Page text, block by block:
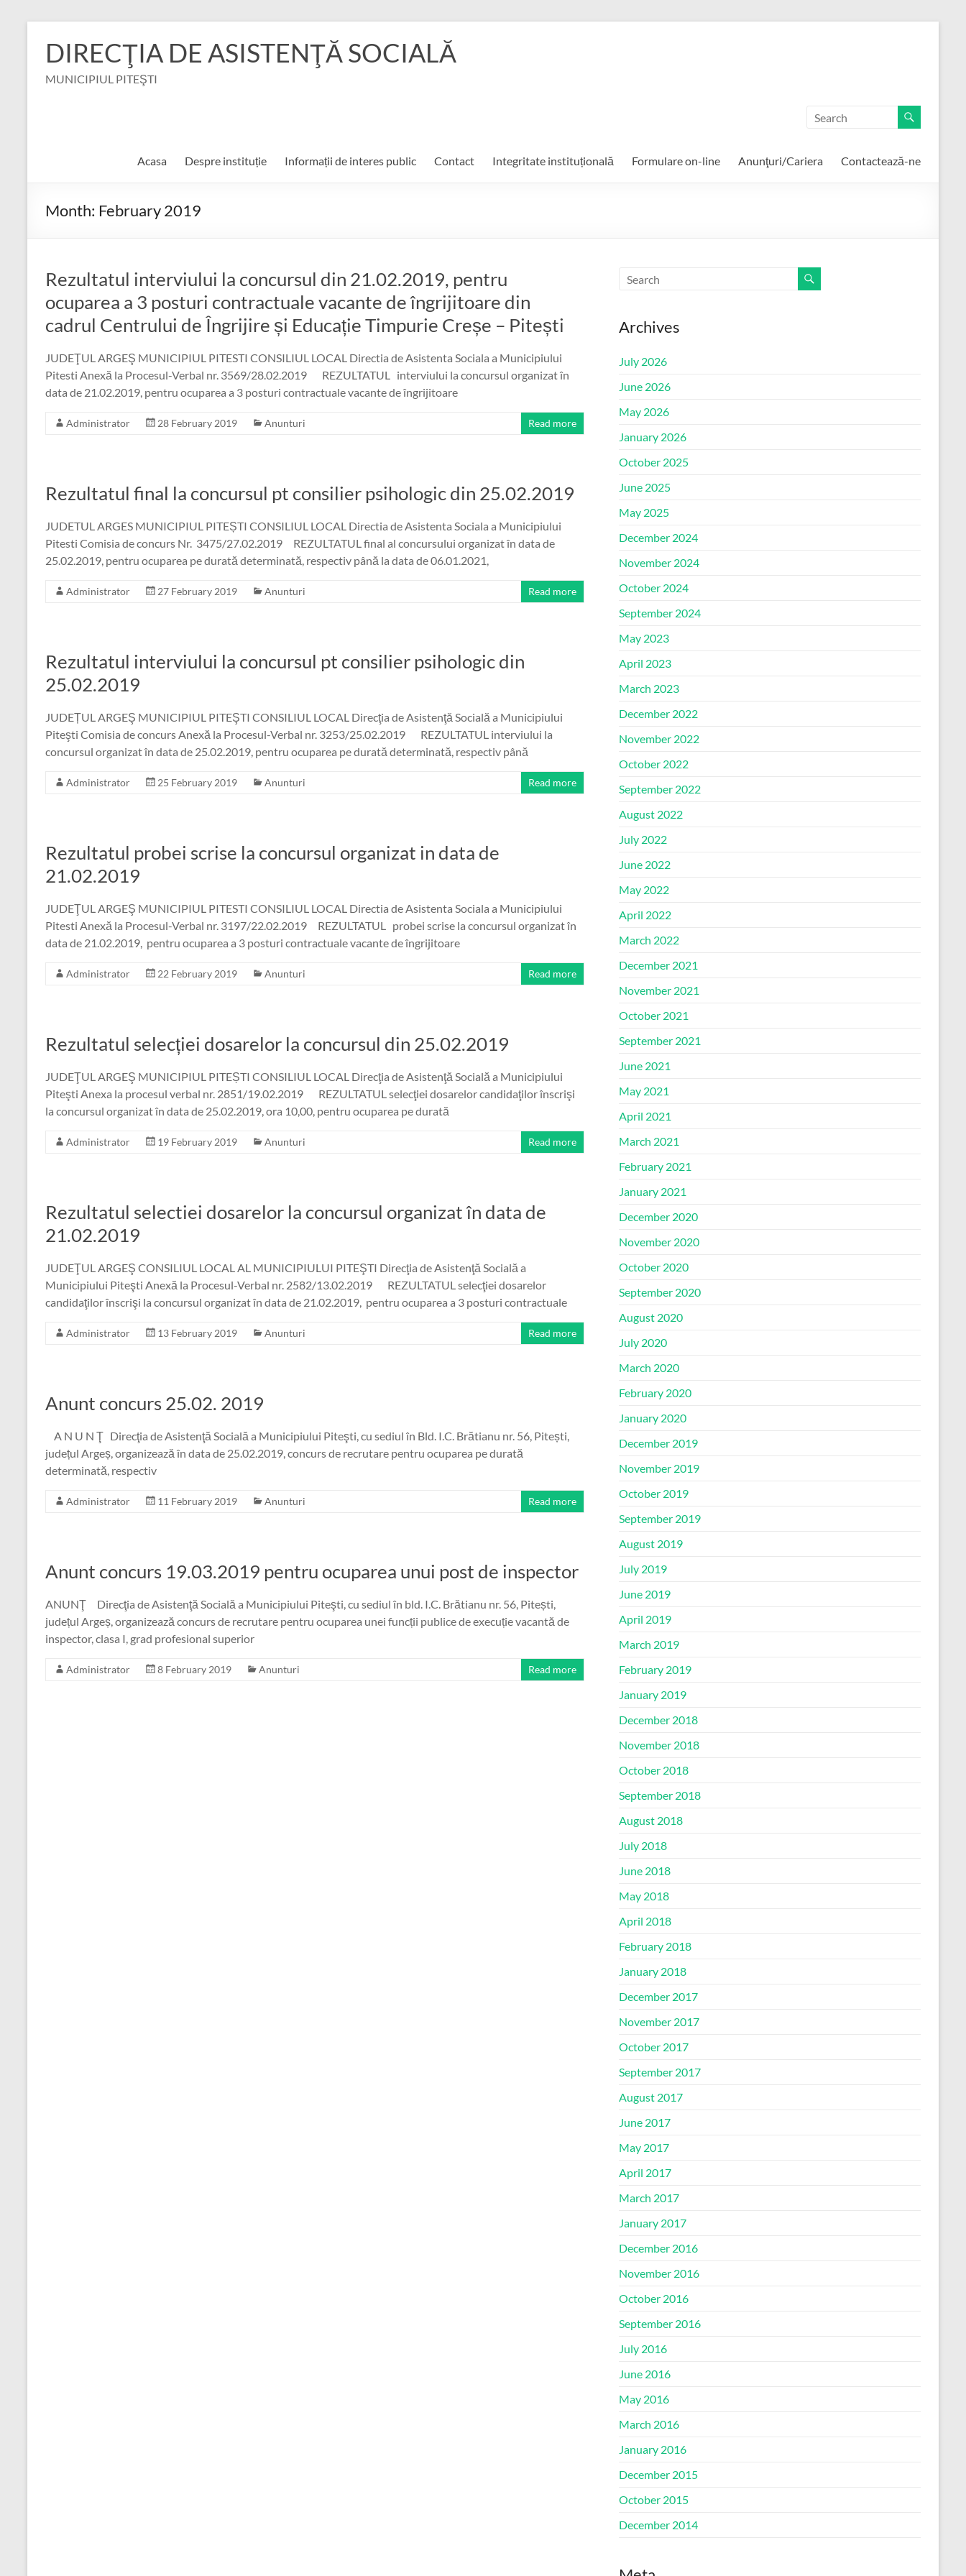
contentDIRECŢIA DE ASISTENŢĂ SOCIALĂ
MUNICIPIUL PITEŞTI
Acasa Despre instituție Informații de interes public Contact Integritate instituțională Formulare on-line Anunţuri/Cariera Contactează-ne
Month: February 2019
Rezultatul interviului la concursul din 21.02.2019, pentru
ocuparea a 3 posturi contractuale vacante de îngrijitoare din
cadrul Centrului de Îngrijire și Educație Timpurie Creșe – Pitești
JUDEŢUL ARGEŞ MUNICIPIUL PITESTI CONSILIUL LOCAL Directia de Asistenta Sociala a Municipiului
Pitesti Anexă la Procesul-Verbal nr. 3569/28.02.2019 REZULTATUL interviului la concursul organizat în
data de 21.02.2019, pentru ocuparea a 3 posturi contractuale vacante de îngrijitoare
Administrator 28 February 2019 Anunturi Read more
Rezultatul final la concursul pt consilier psihologic din 25.02.2019
JUDETUL ARGES MUNICIPIUL PITEȘTI CONSILIUL LOCAL Directia de Asistenta Sociala a Municipiului
Pitesti Comisia de concurs Nr. 3475/27.02.2019 REZULTATUL final al concursului organizat în data de
25.02.2019, pentru ocuparea pe durată determinată, respectiv până la data de 06.01.2021,
Administrator 27 February 2019 Anunturi Read more
Rezultatul interviului la concursul pt consilier psihologic din
25.02.2019
JUDEȚUL ARGEŞ MUNICIPIUL PITEŞTI CONSILIUL LOCAL Direcţia de Asistenţă Socială a Municipiului
Piteşti Comisia de concurs Anexă la Procesul-Verbal nr. 3253/25.02.2019 REZULTATUL interviului la
concursul organizat în data de 25.02.2019, pentru ocuparea pe durată determinată, respectiv până
Administrator 25 February 2019 Anunturi Read more
Rezultatul probei scrise la concursul organizat in data de
21.02.2019
JUDEŢUL ARGEŞ MUNICIPIUL PITESTI CONSILIUL LOCAL Directia de Asistenta Sociala a Municipiului
Pitesti Anexă la Procesul-Verbal nr. 3197/22.02.2019 REZULTATUL probei scrise la concursul organizat în
data de 21.02.2019, pentru ocuparea a 3 posturi contractuale vacante de îngrijitoare
Administrator 22 February 2019 Anunturi Read more
Rezultatul selecției dosarelor la concursul din 25.02.2019
JUDEŢUL ARGEŞ MUNICIPIUL PITEȘTI CONSILIUL LOCAL Direcţia de Asistenţă Socială a Municipiului
Piteşti Anexa la procesul verbal nr. 2851/19.02.2019 REZULTATUL selecţiei dosarelor candidaţilor înscrişi
la concursul organizat în data de 25.02.2019, ora 10,00, pentru ocuparea pe durată
Administrator 19 February 2019 Anunturi Read more
Rezultatul selectiei dosarelor la concursul organizat în data de
21.02.2019
JUDEŢUL ARGEŞ CONSILIUL LOCAL AL MUNICIPIULUI PITEŞTI Direcţia de Asistenţă Socială a
Municipiului Piteşti Anexă la Procesul-Verbal nr. 2582/13.02.2019 REZULTATUL selecţiei dosarelor
candidaţilor înscrişi la concursul organizat în data de 21.02.2019, pentru ocuparea a 3 posturi contractuale
Administrator 13 February 2019 Anunturi Read more
Anunt concurs 25.02. 2019
A N U N Ţ Direcţia de Asistenţă Socială a Municipiului Piteşti, cu sediul în Bld. I.C. Brătianu nr. 56, Pitești,
județul Argeș, organizează în data de 25.02.2019, concurs de recrutare pentru ocuparea pe durată
determinată, respectiv
Administrator 11 February 2019 Anunturi Read more
Anunt concurs 19.03.2019 pentru ocuparea unui post de inspector
ANUNŢ Direcţia de Asistenţă Socială a Municipiului Piteşti, cu sediul în bld. I.C. Brătianu nr. 56, Pitești,
județul Argeș, organizează concurs de recrutare pentru ocuparea unei funcții publice de execuție vacantă de
inspector, clasa I, grad profesional superior
Administrator 8 February 2019 Anunturi Read more
Archives
July 2026
June 2026
May 2026
January 2026
October 2025
June 2025
May 2025
December 2024
November 2024
October 2024
September 2024
May 2023
April 2023
March 2023
December 2022
November 2022
October 2022
September 2022
August 2022
July 2022
June 2022
May 2022
April 2022
March 2022
December 2021
November 2021
October 2021
September 2021
June 2021
May 2021
April 2021
March 2021
February 2021
January 2021
December 2020
November 2020
October 2020
September 2020
August 2020
July 2020
March 2020
February 2020
January 2020
December 2019
November 2019
October 2019
September 2019
August 2019
July 2019
June 2019
April 2019
March 2019
February 2019
January 2019
December 2018
November 2018
October 2018
September 2018
August 2018
July 2018
June 2018
May 2018
April 2018
February 2018
January 2018
December 2017
November 2017
October 2017
September 2017
August 2017
June 2017
May 2017
April 2017
March 2017
January 2017
December 2016
November 2016
October 2016
September 2016
July 2016
June 2016
May 2016
March 2016
January 2016
December 2015
October 2015
December 2014